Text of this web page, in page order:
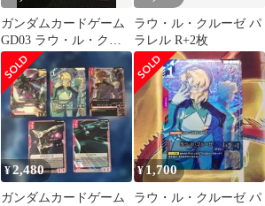
ガンダムカードゲーム
GD03 ラウ・ル・クル
ーゼR+
ラウ・ル・クルーゼ パ
ラレル R+2枚
¥2,480
ガンダムカードゲーム
¥1,700
ラウ・ル・クルーゼ パ